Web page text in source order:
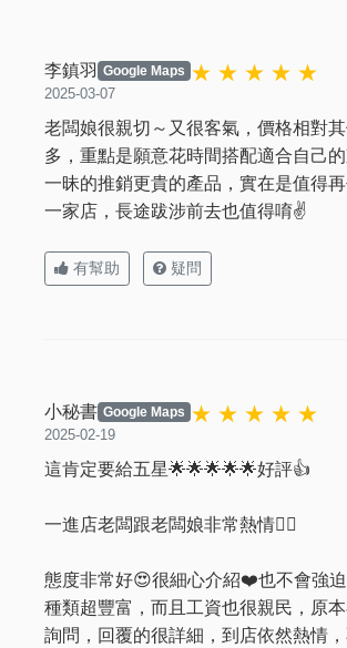
李鎮羽 Google Maps ★ ★ ★ ★ ★
2025-03-07
老闆娘很親切～又很客氣，價格相對
多，重點是願意花時間搭配適合自己
一昧的推銷更貴的產品，實在是值得
一家店，長途跋涉前去也值得唷✌️
有幫助 疑問
小秘書 Google Maps ★ ★ ★ ★ ★
2025-02-19
這肯定要給五星🌟🌟🌟🌟🌟好評👍
一進店老闆跟老闆娘非常熱情❤️‍🔥
態度非常好😍很細心介紹❤️也不會強
種類超豐富，而且工資也很親民，原
詢問，回覆的很詳細，到店依然熱情